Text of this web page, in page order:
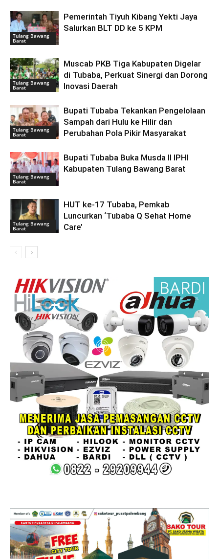
Tulang Bawang
Barat
Pemerintah Tiyuh Kibang Yekti Jaya
Salurkan BLT DD ke 5 KPM
Tulang Bawang
Barat
Muscab PKB Tiga Kabupaten Digelar
di Tubaba, Perkuat Sinergi dan Dorong
Inovasi Daerah
Tulang Bawang
Barat
Bupati Tubaba Tekankan Pengelolaan
Sampah dari Hulu ke Hilir dan
Perubahan Pola Pikir Masyarakat
Tulang Bawang
Barat
Bupati Tubaba Buka Musda II IPHI
Kabupaten Tulang Bawang Barat
Tulang Bawang
Barat
HUT ke-17 Tubaba, Pemkab
Luncurkan ‘Tubaba Q Sehat Home
Care’